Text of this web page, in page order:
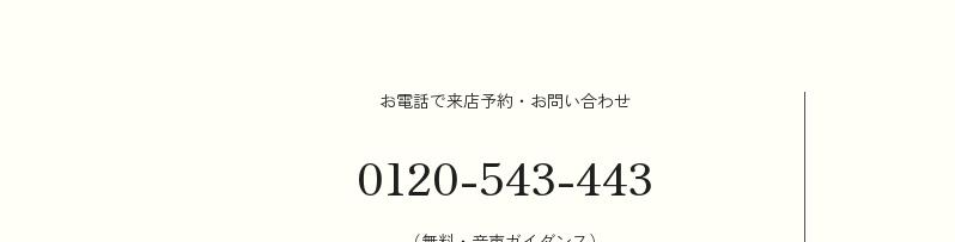
お電話で来店予約・お問い合わせ
0120-543-443